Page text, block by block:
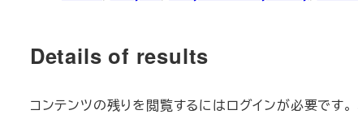
Details of results
コンテンツの残りを閲覧するにはログインが必要です。